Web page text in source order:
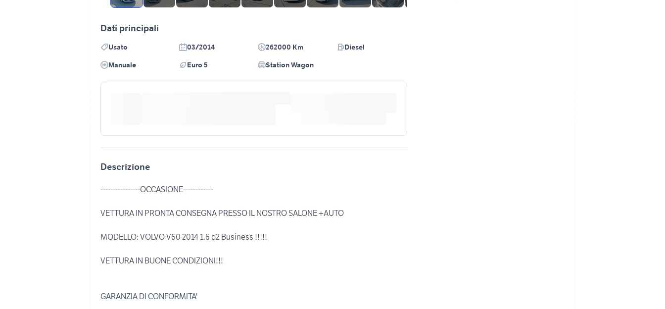
Dati principali
Usato 03/2014 262000 Km
Diesel
Manuale
Euro 5 Station Wagon
Descrizione
----------------OCCASIONE------------
VETTURA IN PRONTA CONSEGNA PRESSO IL NOSTRO SALONE +AUTO
MODELLO: VOLVO V60 2014 1.6 d2 Business !!!!!
VETTURA IN BUONE CONDIZIONI!!!
GARANZIA DI CONFORMITA'